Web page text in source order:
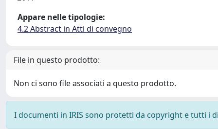
Appare nelle tipologie:
4.2 Abstract in Atti di convegno
File in questo prodotto:
Non ci sono file associati a questo prodotto.
I documenti in IRIS sono protetti da copyright e tutti i